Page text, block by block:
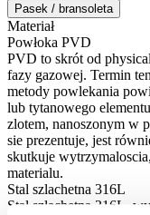
Pasek / bransoleta
Materiał
Powłoka PVD
PVD to skrót od
fazy gazowej. Termin
metody powlekania
lub tytanowego
zlotem, nanoszonym w
sie prezentuje, jest
skutkuje
materialu.
Stal szlachetna 316L
Stal szlachetna 316L,